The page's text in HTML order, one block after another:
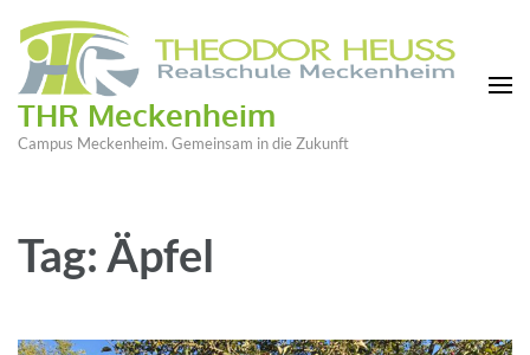
THR Meckenheim
Campus Meckenheim. Gemeinsam in die Zukunft
Tag: Äpfel